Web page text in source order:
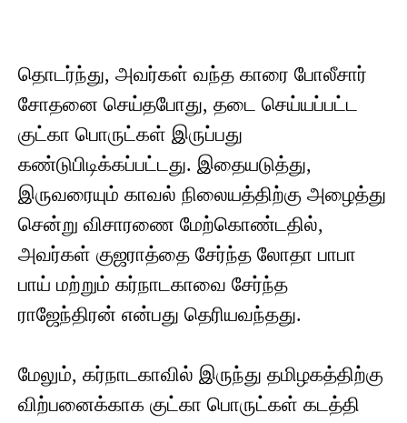
தொடர்ந்து, அவர்கள் வந்த காரை போலீசார்
சோதனை செய்தபோது, தடை செய்யப்பட்ட
குட்கா பொருட்கள் இருப்பது
கண்டுபிடிக்கப்பட்டது. இதையடுத்து,
இருவரையும் காவல் நிலையத்திற்கு அழைத்து
சென்று விசாரணை மேற்கொண்டதில்,
அவர்கள் குஜராத்தை சேர்ந்த லோதா பாபா
பாய் மற்றும் கர்நாடகாவை சேர்ந்த
ராஜேந்திரன் என்பது தெரியவந்தது.
மேலும், கர்நாடகாவில் இருந்து தமிழகத்திற்கு
விற்பனைக்காக குட்கா பொருட்கள் கடத்தி